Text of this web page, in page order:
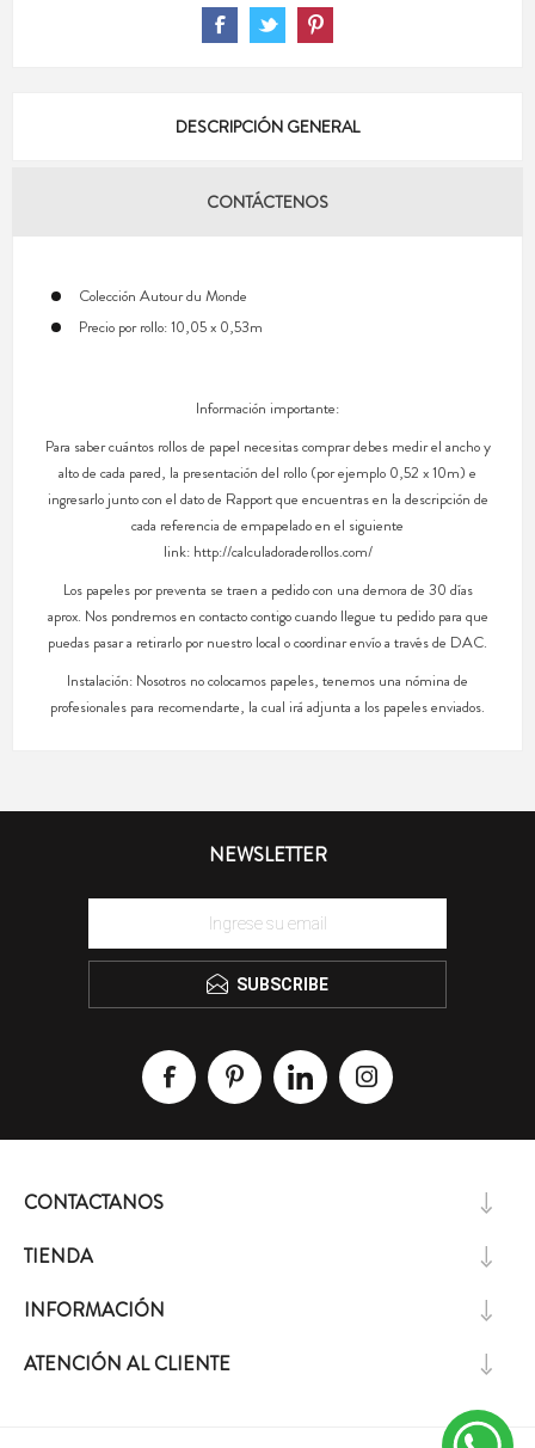
DESCRIPCIÓN GENERAL
CONTÁCTENOS
Colección Autour du Monde
Precio por rollo: 10,05 x 0,53m
Información importante:
Para saber cuántos rollos de papel necesitas comprar debes medir el ancho y
alto de cada pared, la presentación del rollo (por ejemplo 0,52 x 10m) e
ingresarlo junto con el dato de Rapport que encuentras en la descripción de
cada referencia de empapelado en el siguiente
link: http://calculadoraderollos.com/
Los papeles por preventa se traen a pedido con una demora de 30 días
aprox. Nos pondremos en contacto contigo cuando llegue tu pedido para que
puedas pasar a retirarlo por nuestro local o coordinar envío a través de DAC.
Instalación: Nosotros no colocamos papeles, tenemos una nómina de
profesionales para recomendarte, la cual irá adjunta a los papeles enviados.
NEWSLETTER
SUBSCRIBE
CONTACTANOS
TIENDA
INFORMACIÓN
ATENCIÓN AL CLIENTE